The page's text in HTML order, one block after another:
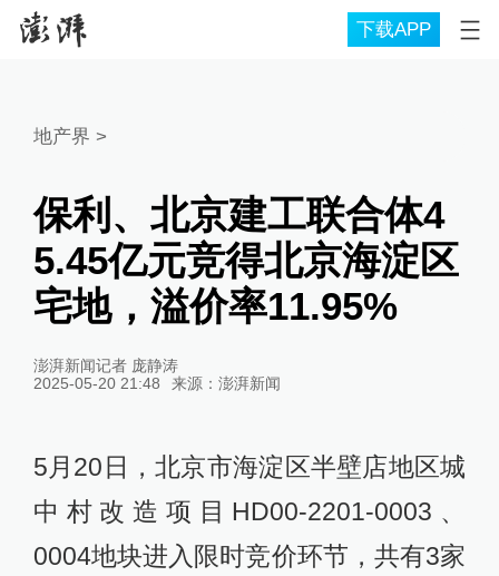
下载APP
地产界 >
保利、北京建工联合体4
5.45亿元竞得北京海淀区
宅地，溢价率11.95%
澎湃新闻记者 庞静涛
2025-05-20 21:48
来源： 澎湃新闻
5月20日，北京市海淀区半壁店地区城
中村改造项目HD00-2201-0003、
0004地块进入限时竞价环节，共有3家